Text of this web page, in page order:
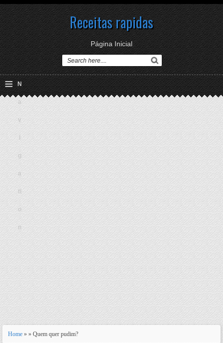
Receitas rapidas
Página Inicial
≡ N
a
v
i
g
a
ti
o
n
Home » » Quem quer pudim?